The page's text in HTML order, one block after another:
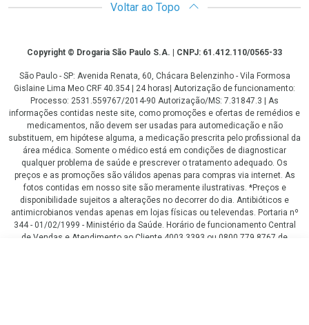
Voltar ao Topo
CopyrightCopyright © Drogaria São Paulo S.A. | CNPJ: 61.412.110/0565-33
São Paulo - SP: Avenida Renata, 60, Chácara Belenzinho - Vila Formosa
Gislaine Lima Meo CRF 40.354 | 24 horas| Autorização de funcionamento:
Processo: 2531.559767/2014-90 Autorização/MS: 7.31847.3 | As
informações contidas neste site, como promoções e ofertas de remédios e
medicamentos, não devem ser usadas para automedicação e não
substituem, em hipótese alguma, a medicação prescrita pelo profissional da
área médica. Somente o médico está em condições de diagnosticar
qualquer problema de saúde e prescrever o tratamento adequado. Os
preços e as promoções são válidos apenas para compras via internet. As
fotos contidas em nosso site são meramente ilustrativas. *Preços e
disponibilidade sujeitos a alterações no decorrer do dia. Antibióticos e
antimicrobianos vendas apenas em lojas físicas ou televendas. Portaria nº
344 - 01/02/1999 - Ministério da Saúde. Horário de funcionamento Central
de Vendas e Atendimento ao Cliente 4003 3393 ou 0800 779 8767 de